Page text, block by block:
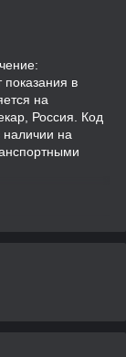
показания в
на
Россия. Код
на